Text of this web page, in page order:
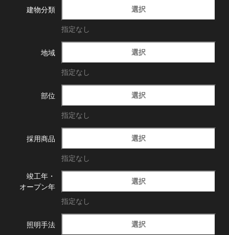
建物分類 選択
指定なし
地域 選択
指定なし
部位 選択
指定なし
採用商品 選択
指定なし
竣工年・
オープン年
選択
指定なし
照明手法 選択